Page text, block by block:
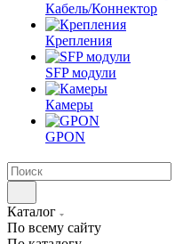
Кабель/Коннектор
Крепления
SFP модули
Камеры
GPON
Каталог
По всему сайту